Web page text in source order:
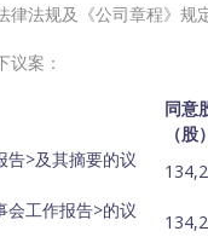
律法规及《公司章程》规
议案：
同意
（股
告>及其摘要的议
会工作报告>的议